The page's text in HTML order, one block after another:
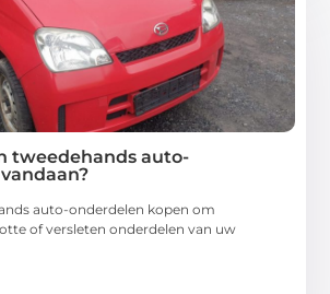
tweedehands auto-
auto-onderdelen kopen om
of versleten onderdelen van uw